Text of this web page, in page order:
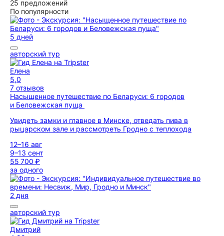
25 предложений
По популярности
5 дней
авторский тур
Елена
5,0
7 отзывов
Насыщенное путешествие по Беларуси: 6 городов
и Беловежская пуща
Увидеть замки и главное в Минске, отведать пива в
рыцарском зале и рассмотреть Гродно с теплохода
12–16 авг
9–13 сент
55 700 ₽
за одного
2 дня
авторский тур
Дмитрий